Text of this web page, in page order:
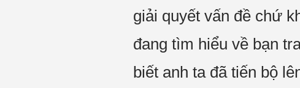
giải quyết vấn đề chứ
đang tìm hiểu về bạn
biết anh ta đã tiến bộ